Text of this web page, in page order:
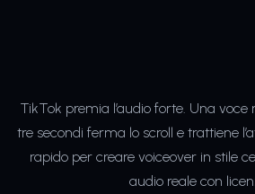
TikTok premia l’audio forte. Una
tre secondi ferma lo scroll e trattiene
rapido per creare voiceover in stile
audio reale con